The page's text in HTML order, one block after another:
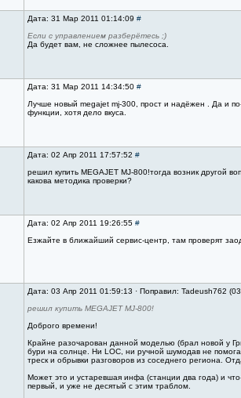
Дата: 31 Мар 2011 01:14:09 #
Если с управлением разберётесь ;)
Да будет вам, не сложнее пылесоса.
Дата: 31 Мар 2011 14:34:50 #
Лучше новый megajet mj-300, прост и надёжен . Да и
функции, хотя дело вкуса.
Дата: 02 Апр 2011 17:57:52 #
решил купить MEGAJET MJ-800!тогда возник другой
какова методика проверки?
Дата: 02 Апр 2011 19:26:55 #
Езжайте в ближайший сервис-центр, там проверят
Дата: 03 Апр 2011 01:59:13 · Поправил: Tadeush762
решил купить MEGAJET MJ-800!
Доброго времени!
Крайне разочарован данной моделью (брал новой у
бури на солнце. Ни LOC, ни ручной шумодав не
треск и обрывки разговоров из соседнего региона.
Может это и устаревшая инфа (станции два года) и
первый, и уже не десятый с этим траблом.